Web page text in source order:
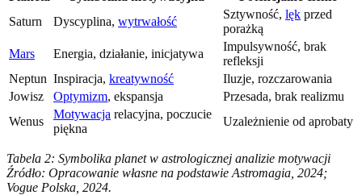
Saturn
Dyscyplina, wytrwałość
Sztywność, lęk przed
porażką
Mars
Energia, działanie, inicjatywa
Impulsywność, brak
refleksji
Neptun Inspiracja, kreatywność
Iluzje, rozczarowania
Jowisz
Optymizm, ekspansja
Przesada, brak realizmu
Wenus
Motywacja relacyjna, poczucie
piękna
Uzależnienie od aprobaty
Tabela 2: Symbolika planet w astrologicznej analizie motywacji
Źródło: Opracowanie własne na podstawie Astromagia, 2024;
Vogue Polska, 2024.